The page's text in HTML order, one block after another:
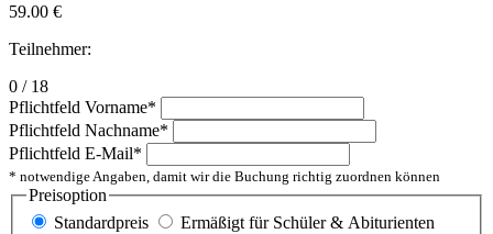
59.00 €
Teilnehmer:
0 / 18
Pflichtfeld Vorname*
Pflichtfeld Nachname*
Pflichtfeld E-Mail*
* notwendige Angaben, damit wir die Buchung richtig zuordnen können
Preisoption
Standardpreis
Ermäßigt für Schüler & Abiturienten